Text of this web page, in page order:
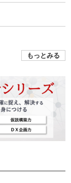
もっとみる